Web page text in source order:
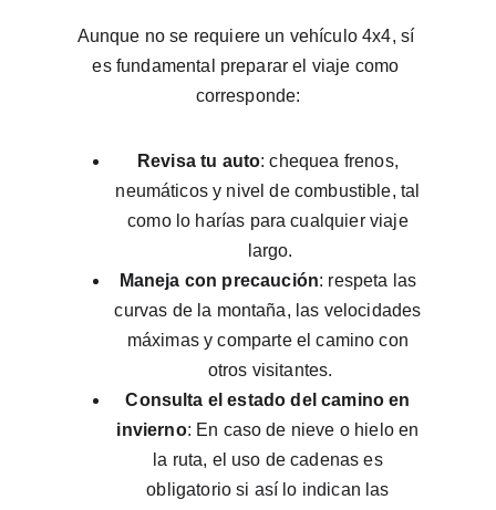
Aunque no se requiere un vehículo 4x4, sí
es fundamental preparar el viaje como
corresponde:
Revisa tu auto: chequea frenos,
neumáticos y nivel de combustible, tal
como lo harías para cualquier viaje
largo.
Maneja con precaución: respeta las
curvas de la montaña, las velocidades
máximas y comparte el camino con
otros visitantes.
Consulta el estado del camino en
invierno: En caso de nieve o hielo en
la ruta, el uso de cadenas es
obligatorio si así lo indican las